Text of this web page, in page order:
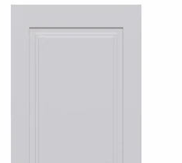
検索ト